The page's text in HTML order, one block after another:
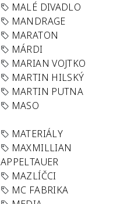
MALÉ DIVADLO
MANDRAGE
MARATON
MÁRDI
MARIAN VOJTKO
MARTIN HILSKÝ
MARTIN PUTNA
MASO
MATERIÁLY
MAXMILLIAN
APPELTAUER
MAZLÍČCI
MC FABRIKA